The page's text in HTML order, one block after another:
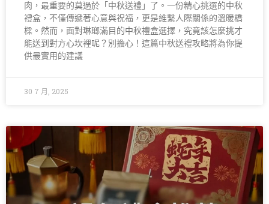
肉，最重要的莫過於「中秋送禮」了。一份精心挑選的中秋
禮盒，不僅傳遞著心意與祝福，更是維繫人際關係的溫暖橋
樑。然而，面對琳瑯滿目的中秋禮盒選擇，究竟該怎麼挑才
能送到對方心坎裡呢？別擔心！這篇中秋送禮攻略將為你提
供最實用的建議
30 7 月, 2025